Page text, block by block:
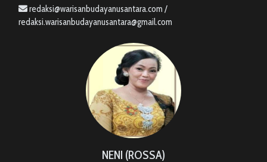
redaksi@warisanbudayanusantara.com /
redaksi.warisanbudayanusantara@gmail.com
NENI (ROSSA)